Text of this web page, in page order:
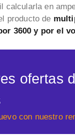
calcularla en
producto de
3600 y por el
ofertas
con nuestro